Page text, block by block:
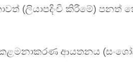
(ලියාපදිංචි කිරීමේ) පනත්
කළමනාකරණ ආයතනය